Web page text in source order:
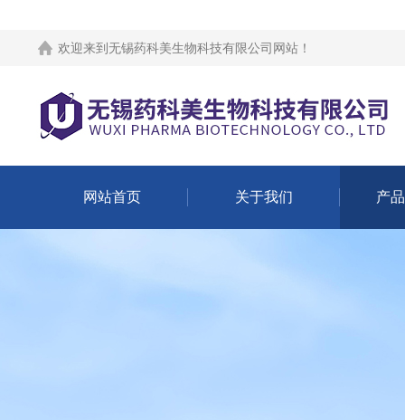
欢迎来到 无锡药科美生物科技有限公司网站 ！
网站首页 关于我们 产